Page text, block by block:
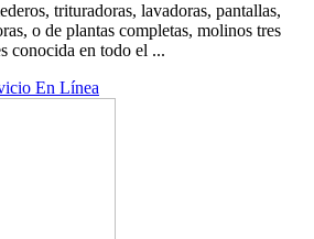
trituradoras, lavadoras, pantallas,
o de plantas completas, molinos tres
conocida en todo el ...
En Línea